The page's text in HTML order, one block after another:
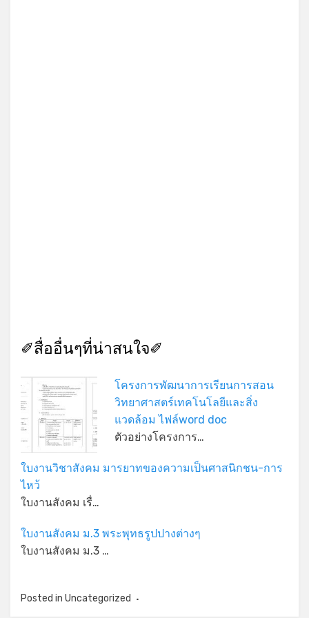
✐สื่ออื่นๆที่น่าสนใจ✐
โครงการพัฒนาการเรียนการสอน
วิทยาศาสตร์เทคโนโลยีและสิ่ง
แวดล้อม ไฟล์word doc
ตัวอย่างโครงการ…
ใบงานวิชาสังคม มารยาทของความเป็นศาสนิกชน-การ
ไหว้
ใบงานสังคม เรื่…
ใบงานสังคม ม.3 พระพุทธรูปปางต่างๆ
ใบงานสังคม ม.3 …
Posted in Uncategorized